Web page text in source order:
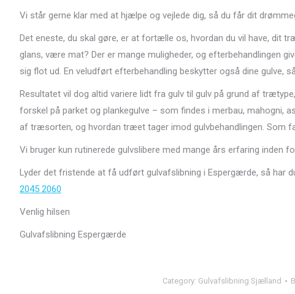
Vi står gerne klar med at hjælpe og vejlede dig, så du får dit
Det eneste, du skal gøre, er at fortælle os, hvordan du vil have, dit
glans, være mat? Der er mange muligheder, og efterbehandlingen
sig flot ud. En veludført efterbehandling beskytter også dine gulve,
Resultatet vil dog altid variere lidt fra gulv til gulv på grund af
forskel på parket og plankegulve – som findes i merbau, mahogni,
af træsorten, og hvordan træet tager imod gulvbehandlingen. Som
Vi bruger kun rutinerede gulvslibere med mange års erfaring inden
Lyder det fristende at få udført gulvafslibning i Espergærde, så har
2045 2060
Venlig hilsen
Gulvafslibning Espergærde
Category: Gulvafslibning Sjælland